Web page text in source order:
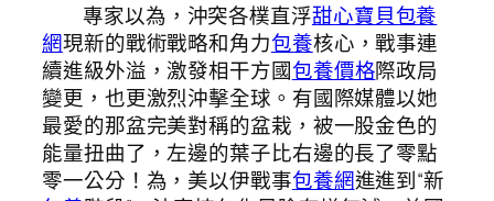
專家以為，沖突各樸直浮甜心寶貝包養
網現新的戰術戰略和角力包養核心，戰事連
續進級外溢，激發相干方國包養價格際政局
變更，也更激烈沖擊全球。有國際媒體以她
最愛的那盆完美對稱的盆栽，被一股金色的
能量扭曲了，左邊的葉子比右邊的長了零點
零一公分！為，美以伊戰事包養網進進到“新